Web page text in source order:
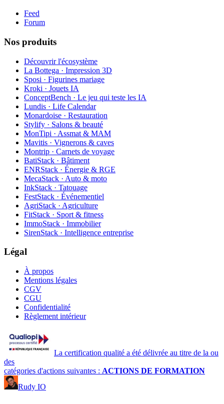
Feed
Forum
Nos produits
Découvrir l'écosystème
La Bottega · Impression 3D
Sposi · Figurines mariage
Kroki · Jouets IA
ConceptBench · Le jeu qui teste les IA
Lundis · Life Calendar
Monardoise · Restauration
Stylify · Salons & beauté
MonTipi · Assmat & MAM
Mavitis · Vignerons & caves
Montrip · Carnets de voyage
BatiStack · Bâtiment
ENRStack · Énergie & RGE
MecaStack · Auto & moto
InkStack · Tatouage
FestStack · Événementiel
AgriStack · Agriculture
FitStack · Sport & fitness
ImmoStack · Immobilier
SirenStack · Intelligence entreprise
Légal
À propos
Mentions légales
CGV
CGU
Confidentialité
Règlement intérieur
La certification qualité a été délivrée au titre de la ou
des
catégories d'actions suivantes : ACTIONS DE FORMATION
Rudy IO